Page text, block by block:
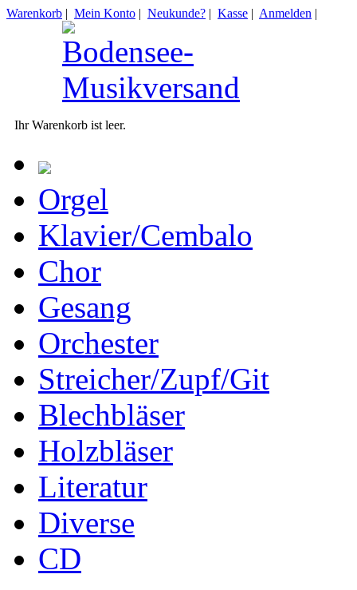
Warenkorb | Mein Konto | Neukunde? | Kasse | Anmelden |
Ihr Warenkorb ist leer.
Orgel
Klavier/Cembalo
Chor
Gesang
Orchester
Streicher/Zupf/Git
Blechbläser
Holzbläser
Literatur
Diverse
CD